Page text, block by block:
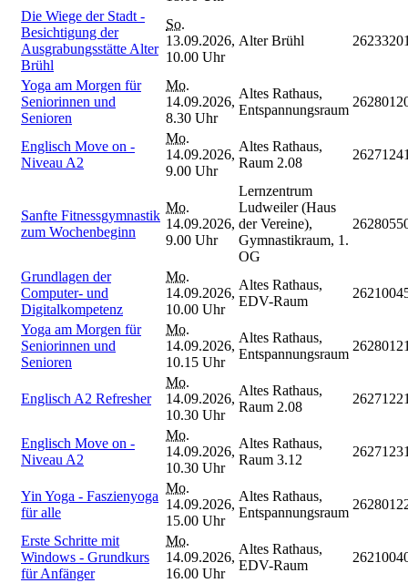
Die Wiege der Stadt -
Besichtigung der
Ausgrabungsstätte Alter
Brühl
So.
13.09.2026,
10.00 Uhr
Alter Brühl
Yoga am Morgen für
Seniorinnen und
Senioren
Mo.
14.09.2026,
8.30 Uhr
Altes Rathaus,
Entspannungsraum
Englisch Move on -
Niveau A2
Mo.
14.09.2026,
9.00 Uhr
Altes Rathaus,
Raum 2.08
Sanfte Fitnessgymnastik
zum Wochenbeginn
Mo.
14.09.2026,
9.00 Uhr
Lernzentrum
Ludweiler (Haus
der Vereine),
Gymnastikraum, 1.
OG
Grundlagen der
Computer- und
Digitalkompetenz
Mo.
14.09.2026,
10.00 Uhr
Altes Rathaus,
EDV-Raum
Yoga am Morgen für
Seniorinnen und
Senioren
Mo.
14.09.2026,
10.15 Uhr
Altes Rathaus,
Entspannungsraum
Englisch A2 Refresher
Mo.
14.09.2026,
10.30 Uhr
Altes Rathaus,
Raum 2.08
Englisch Move on -
Niveau A2
Mo.
14.09.2026,
10.30 Uhr
Altes Rathaus,
Raum 3.12
Yin Yoga - Faszienyoga
für alle
Mo.
14.09.2026,
15.00 Uhr
Altes Rathaus,
Entspannungsraum
Erste Schritte mit
Windows - Grundkurs
für Anfänger
Mo.
14.09.2026,
16.00 Uhr
Altes Rathaus,
EDV-Raum